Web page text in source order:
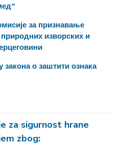
за признавање
изворских и
о заштити ознака
za sigurnost hrane
zbog: